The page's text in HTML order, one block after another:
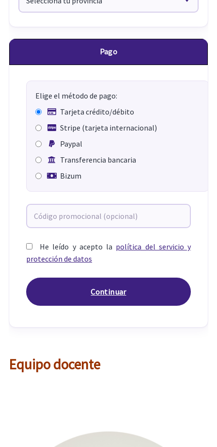
Pago
Elige el método de pago:
Tarjeta crédito/débito
Stripe (tarjeta internacional)
Paypal
Transferencia bancaria
Bizum
He leído y acepto la política del servicio y
protección de datos
Equipo docente